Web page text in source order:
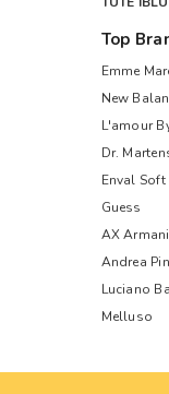
Top
Emme
New
L'amour
Dr.
Enval Soft
Guess
AX
Andrea
Luciano
Melluso